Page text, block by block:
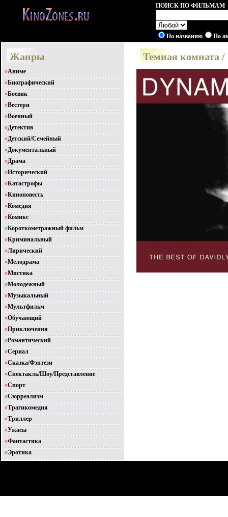
ПОИСК ПО ФИЛЬМАМ
По названию По
Жанры
»Аниме
»Биографический
»Боевик
»Вестерн
»Военный
»Детектив
»Детский/Семейный
»Документальный
»Драма
»Исторический
»Катастрофы
»Киноповесть
»Комедия
»Комикс
»Короткометражный фильм
»Криминальный
»Лирический
»Мелодрама
»Мистика
»Молодежный
»Музыкальный
»Мультфильм
»Обучающий
»Приключения
»Романтический
»Сериал
»Сказка/Фэнтези
»Спектакль/Шоу/Представление
»Спорт
»Сюрреализм
»Трагикомедия
»Триллер
»Ужасы
»Фантастика
»Эротика
Темная комната